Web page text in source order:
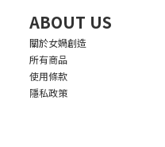
ABOUT US
關於女媧創造
所有商品
使用條款
隱私政策